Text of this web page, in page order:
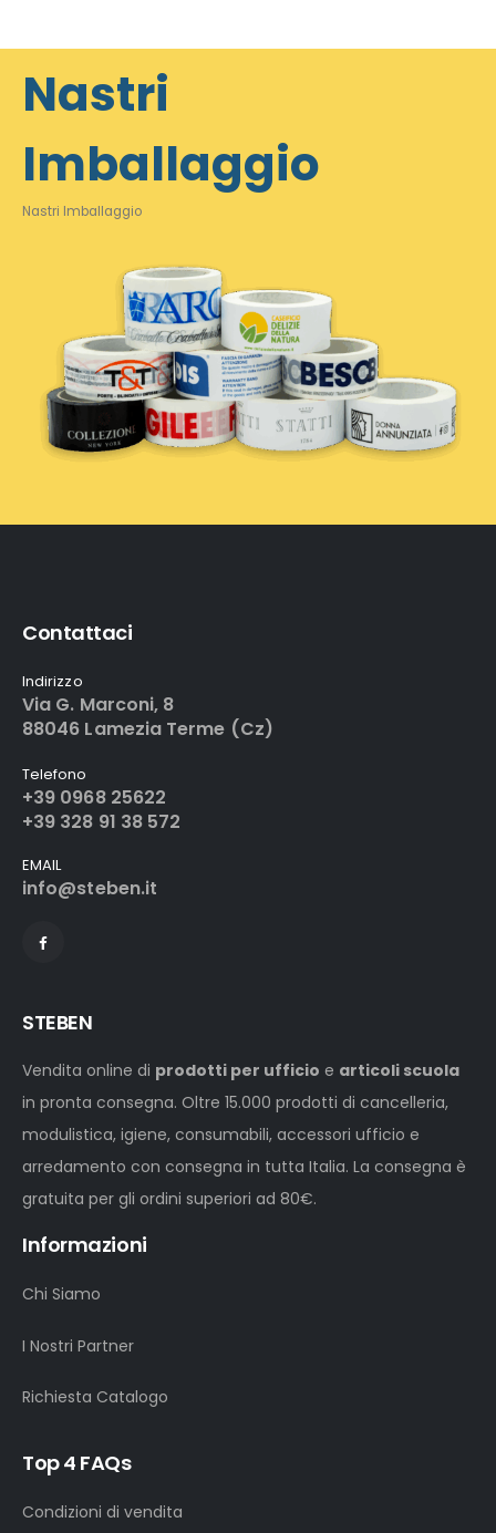
Nastri
Imballaggio
Nastri Imballaggio
Contattaci
Indirizzo
Via G. Marconi, 8
88046 Lamezia Terme (Cz)
Telefono
+39 0968 25622
+39 328 91 38 572
EMAIL
info@steben.it
STEBEN
Vendita online di prodotti per ufficio e articoli scuola
in pronta consegna. Oltre 15.000 prodotti di cancelleria,
modulistica, igiene, consumabili, accessori ufficio e
arredamento con consegna in tutta Italia. La consegna è
gratuita per gli ordini superiori ad 80€.
Informazioni
Chi Siamo
I Nostri Partner
Richiesta Catalogo
Top 4 FAQs
Condizioni di vendita